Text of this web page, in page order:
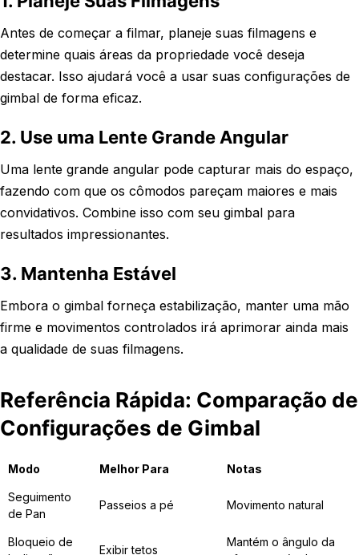
Antes de começar a filmar, planeje suas filmagens e
determine quais áreas da propriedade você deseja
destacar. Isso ajudará você a usar suas configurações de
gimbal de forma eficaz.
2. Use uma Lente Grande Angular
Uma lente grande angular pode capturar mais do espaço,
fazendo com que os cômodos pareçam maiores e mais
convidativos. Combine isso com seu gimbal para
resultados impressionantes.
3. Mantenha Estável
Embora o gimbal forneça estabilização, manter uma mão
firme e movimentos controlados irá aprimorar ainda mais
a qualidade de suas filmagens.
Referência Rápida: Comparação de
Configurações de Gimbal
Modo Melhor Para Notas
Seguimento
de Pan
Passeios a pé Movimento natural
Bloqueio de
Exibir tetos
Mantém o ângulo da